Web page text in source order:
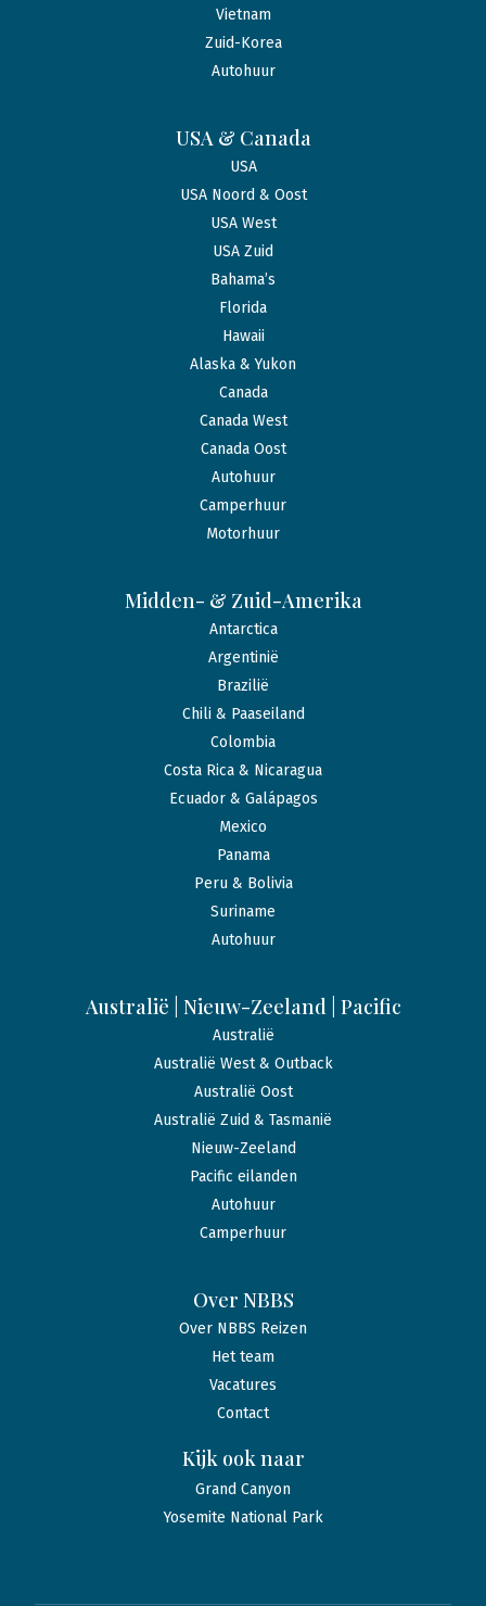
Vietnam
Zuid-Korea
Autohuur
USA & Canada
USA
USA Noord & Oost
USA West
USA Zuid
Bahama’s
Florida
Hawaii
Alaska & Yukon
Canada
Canada West
Canada Oost
Autohuur
Camperhuur
Motorhuur
Midden- & Zuid-Amerika
Antarctica
Argentinië
Brazilië
Chili & Paaseiland
Colombia
Costa Rica & Nicaragua
Ecuador & Galápagos
Mexico
Panama
Peru & Bolivia
Suriname
Autohuur
Australië | Nieuw-Zeeland | Pacific
Australië
Australië West & Outback
Australië Oost
Australië Zuid & Tasmanië
Nieuw-Zeeland
Pacific eilanden
Autohuur
Camperhuur
Over NBBS
Over NBBS Reizen
Het team
Vacatures
Contact
Kijk ook naar
Grand Canyon
Yosemite National Park